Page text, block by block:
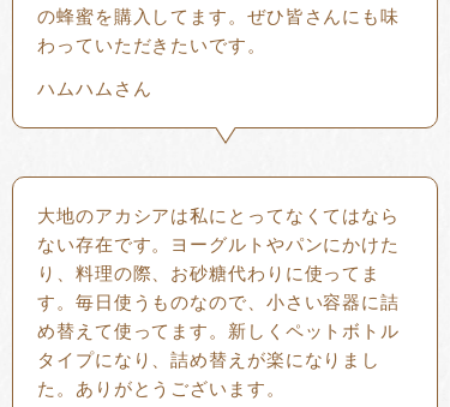
の蜂蜜を購入してます。ぜひ皆さんにも味
わっていただきたいです。
ハムハムさん
大地のアカシアは私にとってなくてはなら
ない存在です。ヨーグルトやパンにかけた
り、料理の際、お砂糖代わりに使ってま
す。毎日使うものなので、小さい容器に詰
め替えて使ってます。新しくペットボトル
タイプになり、詰め替えが楽になりまし
た。ありがとうございます。